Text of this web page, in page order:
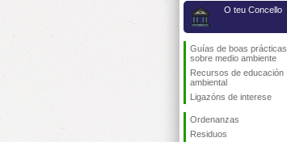
O teu Concello
Guías de boas prácticas
sobre medio ambiente
Recursos de educación
ambiental
Ligazóns de interese
Ordenanzas
Residuos